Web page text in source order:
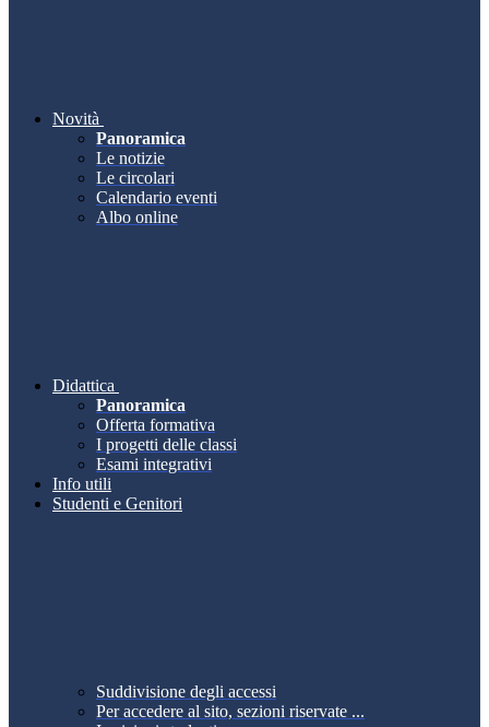
Novità
Panoramica
Le notizie
Le circolari
Calendario eventi
Albo online
Didattica
Panoramica
Offerta formativa
I progetti delle classi
Esami integrativi
Info utili
Studenti e Genitori
Suddivisione degli accessi
Per accedere al sito, sezioni riservate ...